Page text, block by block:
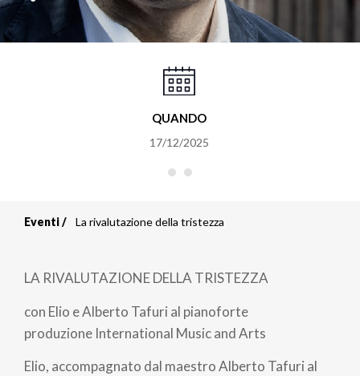
QUANDO
17/12/2025
di
pane
Eventi La rivalutazione della tristezza
LA RIVALUTAZIONE DELLA TRISTEZZA
con Elio e Alberto Tafuri al pianoforte
produzione International Music and Arts
Elio, accompagnato dal maestro Alberto Tafuri al